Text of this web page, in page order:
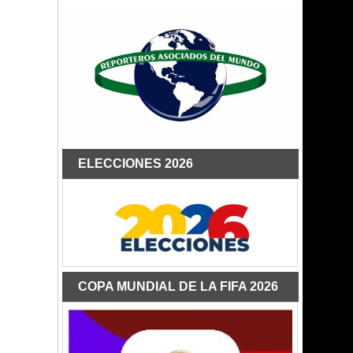
ELECCIONES 2026
COPA MUNDIAL DE LA FIFA 2026